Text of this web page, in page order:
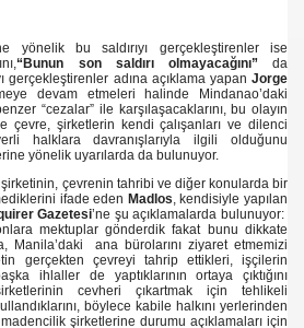
yönelik bu saldırıyı gerçekleştirenler ise
“Bunun son saldırı olmayacağını”da
gerçekleştirenler adına açıklama yapan Jorge
devam etmeleri halinde Mindanao’daki
“cezalar” ile karşılaşacaklarını, bu olayın
çevre, şirketlerin kendi çalışanları ve dilenci
halklara davranışlarıyla ilgili olduğunu
yönelik uyarılarda da bulunuyor.
şirketinin, çevrenin tahribi ve diğer konularda bir
ifade eden Madlos, kendisiyle yapılan
Gazetesi’ne şu açıklamalarda bulunuyor:
mektuplar gönderdik fakat bunu dikkate
Manila’daki ana bürolarını ziyaret etmemizi
gerçekten çevreyi tahrip ettikleri, işçilerin
ihlaller de yaptıklarının ortaya çıktığını
cevheri çıkartmak için tehlikeli
böylece kabile halkını yerlerinden
şirketlerine durumu açıklamaları için